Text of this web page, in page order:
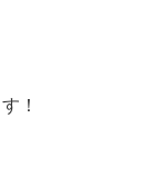
！